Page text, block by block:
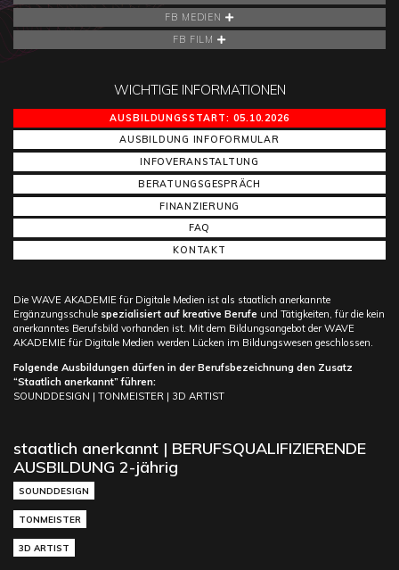
FB MEDIEN
FB FILM
WICHTIGE INFORMATIONEN
AUSBILDUNGSSTART: 05.10.2026
AUSBILDUNG INFOFORMULAR
INFOVERANSTALTUNG
BERATUNGSGESPRÄCH
FINANZIERUNG
FAQ
KONTAKT
Die WAVE AKADEMIE für Digitale Medien ist als staatlich anerkannte
Ergänzungsschule spezialisiert auf kreative Berufe und Tätigkeiten, für die kein
anerkanntes Berufsbild vorhanden ist. Mit dem Bildungsangebot der WAVE
AKADEMIE für Digitale Medien werden Lücken im Bildungswesen geschlossen.
Folgende Ausbildungen dürfen in der Berufsbezeichnung den Zusatz
“Staatlich anerkannt” führen:
SOUNDDESIGN | TONMEISTER | 3D ARTIST
staatlich anerkannt | BERUFSQUALIFIZIERENDE
AUSBILDUNG 2-jährig
SOUNDDESIGN
TONMEISTER
3D ARTIST